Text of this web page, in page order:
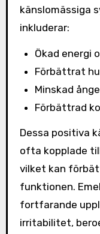
känslomässiga
inkluderar:
Ökad energi
Förbättrat
Minskad
Förbättrad
Dessa positiva
ofta kopplade
vilket kan
funktionen.
fortfarande
irritabilitet,